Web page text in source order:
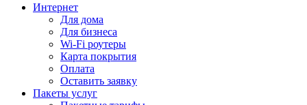
Интернет
Для дома
Для бизнеса
Wi-Fi роутеры
Карта покрытия
Оплата
Оставить заявку
Пакеты услуг